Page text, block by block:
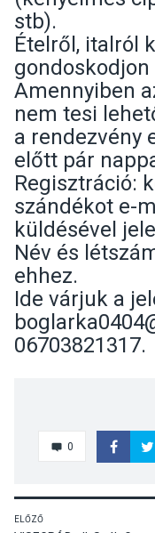
stb).
Ételről, italról
gondoskodjon
Amennyiben
nem tesi
a rendezvény
előtt pár
Regisztráció:
szándékot e-
küldésével
Név és
ehhez.
Ide várjuk a
06703821317.
0
ELŐZŐ